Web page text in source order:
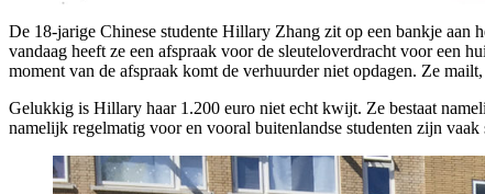
De 18-jarige Chinese studente Hillary Zhang zit op een bankje aan
vandaag heeft ze een afspraak voor de sleuteloverdracht voor een
moment van de afspraak komt de verhuurder niet opdagen. Ze
Gelukkig is Hillary haar 1.200 euro niet echt kwijt. Ze bestaat
namelijk regelmatig voor en vooral buitenlandse studenten zijn vaak